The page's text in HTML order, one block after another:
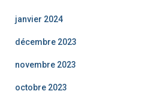
janvier 2024
décembre 2023
novembre 2023
octobre 2023